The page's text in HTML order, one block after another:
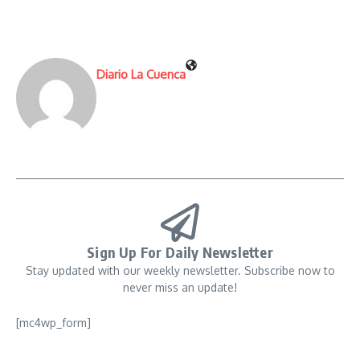
Diario La Cuenca
Sign Up For Daily Newsletter
Stay updated with our weekly newsletter. Subscribe now to
never miss an update!
[mc4wp_form]